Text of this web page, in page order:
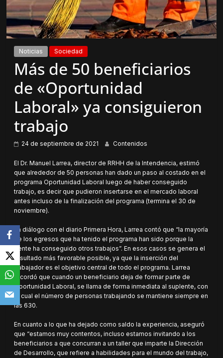
Noticias Sociedad
Más de 50 beneficiarios
de «Oportunidad
Laboral» ya consiguieron
trabajo
24 de septiembre de 2021 Contenidos
El Dr. Manuel Larrea, director de RRHH de la Intendencia, estimó
que alrededor de 50 personas han dado un paso al costado en el
programa Oportunidad Laboral luego de haber conseguido
trabajo, es decir que pudieron insertarse en el mercado laboral
antes incluso de la finalización del programa (termina el 30 de
noviembre).
En diálogo con el diario Primera Hora, Larrea contó que “la mayoría
de los egresos que ha tenido el programa han sido porque la
gente ha conseguido otros trabajos”. En esos casos se genera el
resultado más favorable posible, ya que la inserción del
trabajador es el objetivo central de todo el programa. Larrea
recordó que cuando un beneficiario deja de formar parte de
Oportunidad Laboral, se llama de forma inmediata al suplente, con
lo cual el número de personas trabajando se mantiene siempre en
las 630.
En cuanto a lo que ha dejado como saldo la experiencia, aseguró
que “estamos muy contentos, incluso estamos invitando a los
beneficiarios a que concurran a un taller que imparte la Dirección
de Desarrollo, que refiere a habilidades para el mundo del trabajo,